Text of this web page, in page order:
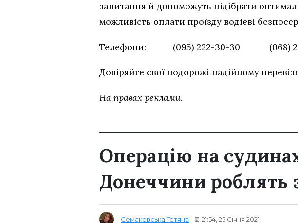
запитання й допоможуть підібрати
можливість оплати проїзду водієві
Телефони: (095) 222-30-30 (068)
Довіряйте свої подорожі надійному
На правах реклами.
Операцію на
Донеччини роблять
Семаковська Тетяна 21:54, 25 Січня 2021